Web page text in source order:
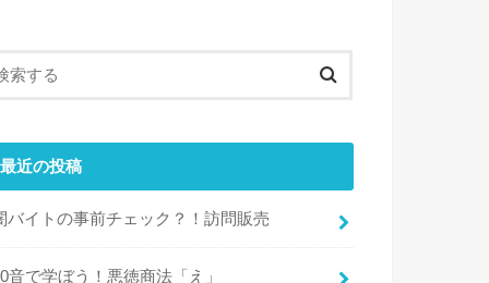
最近の投稿
バイトの事前チェック？！訪問販売
音で学ぼう！悪徳商法「え」